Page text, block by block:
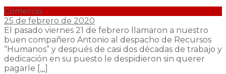
Comercio
25 de febrero de 2020
El pasado viernes 21 de febrero llamaron a nuestro
buen compañero Antonio al despacho de Recursos
“Humanos” y después de casi dos décadas de trabajo y
dedicación en su puesto le despidieron sin querer
pagarle […]